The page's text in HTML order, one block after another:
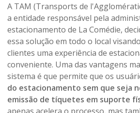
A TAM (Transports de
a entidade responsável pela
estacionamento de La Comédie,
essa solução em todo o local
clientes uma experiência de
conveniente. Uma das vantagens
sistema é que permite que os
do estacionamento sem que seja
emissão de tíquetes em suporte